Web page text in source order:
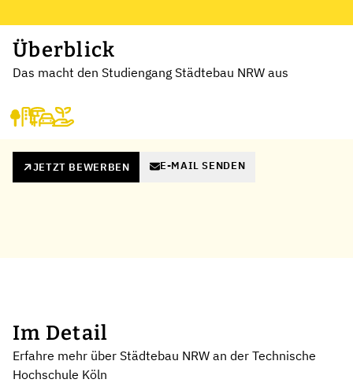
Überblick
Das macht den Studiengang Städtebau NRW aus
JETZT BEWERBEN E-MAIL SENDEN
Im Detail
Erfahre mehr über Städtebau NRW an der Technische
Hochschule Köln